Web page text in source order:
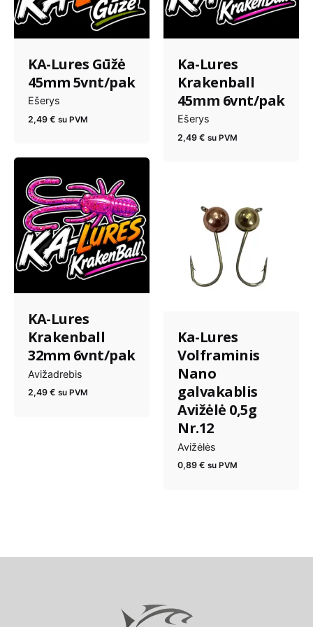
KA-Lures Gūžė
45mm 5vnt/pak
Ešerys
2,49 € su PVM
Ka-Lures
Krakenball
45mm 6vnt/pak
Ešerys
2,49 € su PVM
KA-Lures
Krakenball
32mm 6vnt/pak
Avižadrebis
2,49 € su PVM
Ka-Lures
Volframinis
Nano
galvakablis
Avižėlė 0,5g
Nr.12
Avižėlės
0,89 € su PVM